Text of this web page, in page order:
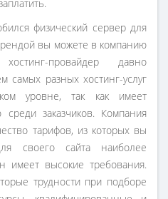
физический сервер для
вы можете в компанию
провайдер давно
самых разных хостинг-услуг
уровне, так как имеет
заказчиков. Компания
тарифов, из которых вы
своего сайта наиболее
имеет высокие требования.
трудности при подборе